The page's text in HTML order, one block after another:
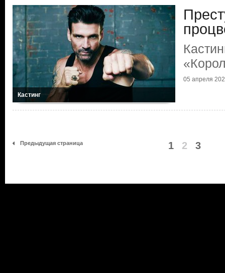
Кастинг
05 апреля
Предыдущая страница 1 2 3